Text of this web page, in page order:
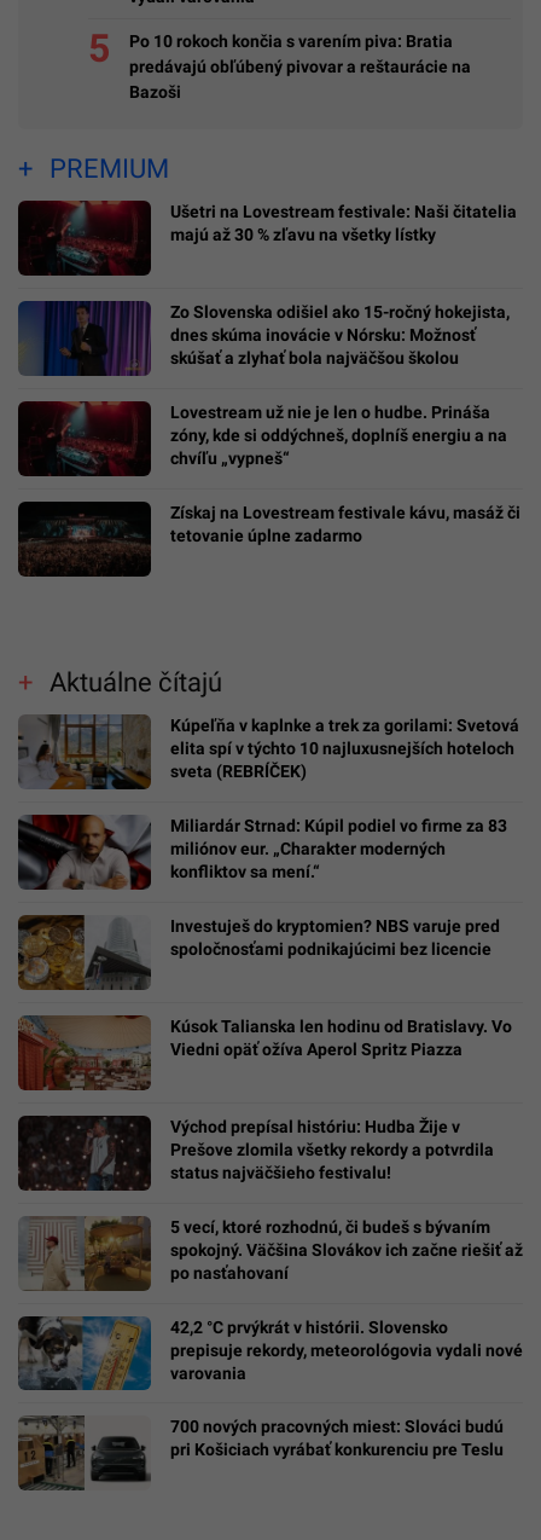
Po 10 rokoch končia s varením piva: Bratia
predávajú obľúbený pivovar a reštaurácie na
Bazoši
PREMIUM
Ušetri na Lovestream festivale: Naši čitatelia
majú až 30 % zľavu na všetky lístky
Zo Slovenska odišiel ako 15-ročný hokejista,
dnes skúma inovácie v Nórsku: Možnosť
skúšať a zlyhať bola najväčšou školou
Lovestream už nie je len o hudbe. Prináša
zóny, kde si oddýchneš, doplníš energiu a na
chvíľu „vypneš“
Získaj na Lovestream festivale kávu, masáž či
tetovanie úplne zadarmo
Aktuálne čítajú
Kúpeľňa v kaplnke a trek za gorilami: Svetová
elita spí v týchto 10 najluxusnejších hoteloch
sveta (REBRÍČEK)
Miliardár Strnad: Kúpil podiel vo firme za 83
miliónov eur. „Charakter moderných
konfliktov sa mení.“
Investuješ do kryptomien? NBS varuje pred
spoločnosťami podnikajúcimi bez licencie
Kúsok Talianska len hodinu od Bratislavy. Vo
Viedni opäť ožíva Aperol Spritz Piazza
Východ prepísal históriu: Hudba Žije v
Prešove zlomila všetky rekordy a potvrdila
status najväčšieho festivalu!
5 vecí, ktoré rozhodnú, či budeš s bývaním
spokojný. Väčšina Slovákov ich začne riešiť až
po nasťahovaní
42,2 °C prvýkrát v histórii. Slovensko
prepisuje rekordy, meteorológovia vydali nové
varovania
700 nových pracovných miest: Slováci budú
pri Košiciach vyrábať konkurenciu pre Teslu